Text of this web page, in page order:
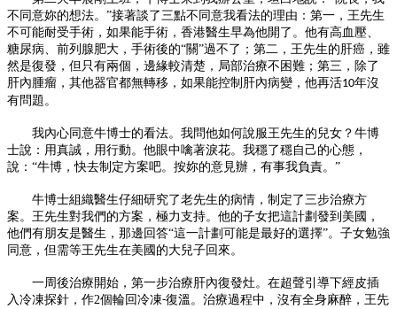
不同意妳的想法。”接著談了三點不同意我看法的理由：第一 ，王先生
不可能耐受手術，如果能手術，香港醫生早為他開了。他有高血壓、
糖尿病、前列腺肥大，手術後的“關”過不了；第二，王先生的肝癌，雖
然是復發，但只有兩個，邊緣較清楚，局部治療不困難；第三，除了
肝內腫瘤，其他器官都無轉移，如果能控制肝內病變，他再活10年沒
有問題。
我內心同意牛博士的看法。我問他如何說服王先生的兒女？牛博
士說：用真誠，用行動。他眼中噙著淚花。我穩了穩自己的心態，
說： “牛博，快去制定方案吧。按妳的意見辦，有事我負責。”
牛博士組織醫生仔細研究了老先生的病情，制定了三步治療方
案。王先生對我們的方案，極力支持。他的子女把這計劃發到美國，
他們有朋友是醫生，那邊回答“這一計劃可能是最好的選擇”。子女勉強
同意，但需等王先生在美國的大兒子回來。
一周後治療開始，第一步治療肝內復發灶。在超聲引導下經皮插
入冷凍探針，作2個輪回冷凍-復溫。治療過程中，沒有全身麻醉，王先